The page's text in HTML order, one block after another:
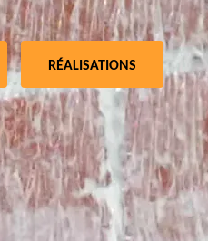
RÉALISATIONS